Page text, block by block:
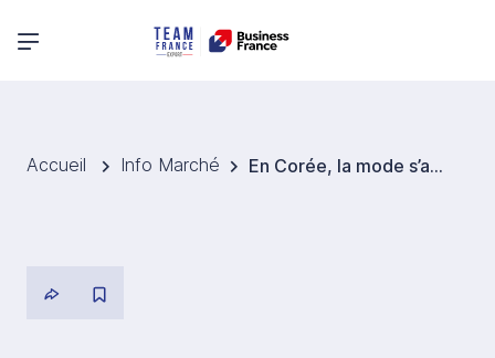
Menu principal
Accueil Info Marché En Corée, la mode s’adapte à des seniors au fort pouvoir d’achat